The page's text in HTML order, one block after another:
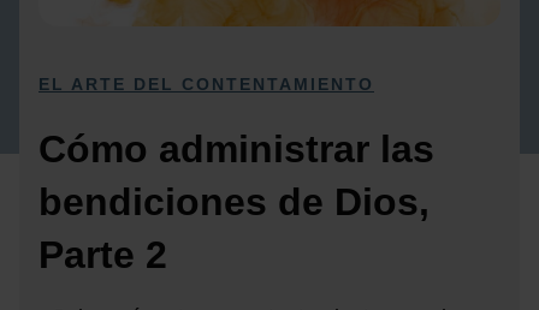
EL ARTE DEL CONTENTAMIENTO
Cómo administrar las
bendiciones de Dios,
Parte 2